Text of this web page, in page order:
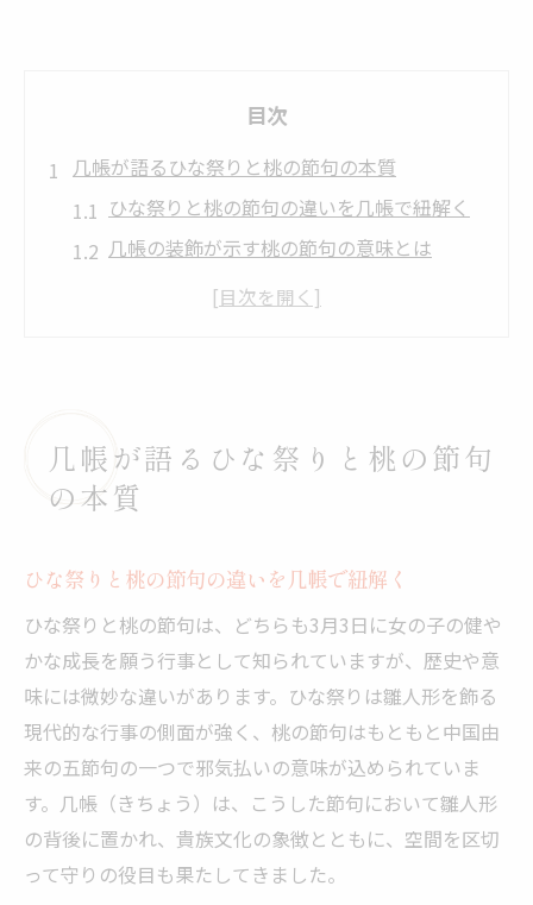
目次
几帳が語るひな祭りと桃の節句の本質
ひな祭りと桃の節句の違いを几帳で紐解く
几帳の装飾が示す桃の節句の意味とは
ひな祭りに込めた几帳と家族の祈り
桃の節句で輝く几帳の美しい装飾の魅力
ひな祭りと几帳の由来を丁寧に解説
桃の節句を彩る几帳の模様とその由来
ひな祭りの几帳が伝える伝統の美意識
雛人形を守る几帳の役割と飾り方解説
ひな祭りの雛人形を守る几帳の役割とは
桃の節句におすすめの几帳の飾り方のコツ
几帳と雛人形の正しい配置と意味を知る
ひな祭りの几帳飾り方が伝える家族の心
桃の節句の几帳飾りで厄払いの願いを込め
る
几帳が語るひな祭りと桃の節句
の本質
ひな祭りと桃の節句の違いを几帳で紐解く
ひな祭りと桃の節句は、どちらも3月3日に女の子の健や
かな成長を願う行事として知られていますが、歴史や意
味には微妙な違いがあります。ひな祭りは雛人形を飾る
現代的な行事の側面が強く、桃の節句はもともと中国由
来の五節句の一つで邪気払いの意味が込められていま
す。几帳（きちょう）は、こうした節句において雛人形
の背後に置かれ、貴族文化の象徴とともに、空間を区切
って守りの役目も果たしてきました。